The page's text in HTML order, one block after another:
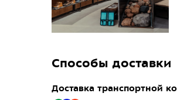
Способы доставки
Доставка транспортной